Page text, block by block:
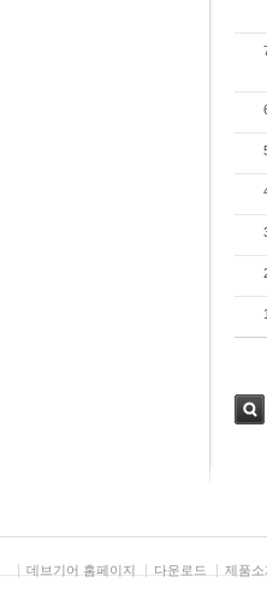
1
데브기어 홈페이지 다운로드 제품소